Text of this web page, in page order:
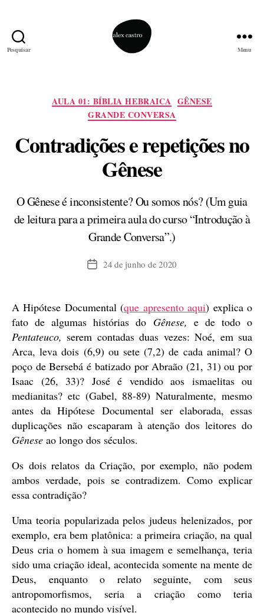
Pesquisar Menu
Categorias
AULA 01: BÍBLIA HEBRAICA GÊNESE
GRANDE CONVERSA
Contradições e repetições no
Gênese
O Gênese é inconsistente? Ou somos nós? (Um guia
de leitura para a primeira aula do curso “Introdução à
Grande Conversa”.)
Data24 de junho de 2020
A Hipótese Documental (que apresento aqui) explica o
fato de algumas histórias do Gênese, e de todo o
Pentateuco, serem contadas duas vezes: Noé, em sua
Arca, leva dois (6,9) ou sete (7,2) de cada animal? O
poço de Bersebá é batizado por Abraão (21, 31) ou por
Isaac (26, 33)? José é vendido aos ismaelitas ou
medianitas? etc (Gabel, 88-89) Naturalmente, mesmo
antes da Hipótese Documental ser elaborada, essas
duplicações não escaparam à atenção dos leitores do
Gênese ao longo dos séculos.
Os dois relatos da Criação, por exemplo, não podem
ambos verdade, pois se contradizem. Como explicar
essa contradição?
Uma teoria popularizada pelos judeus helenizados, por
exemplo, era bem platônica: a primeira criação, na qual
Deus cria o homem à sua imagem e semelhança, teria
sido uma criação ideal, acontecida somente na mente de
Deus, enquanto o relato seguinte, com seus
antropomorfismos, seria a criação como teria
acontecido no mundo visível.